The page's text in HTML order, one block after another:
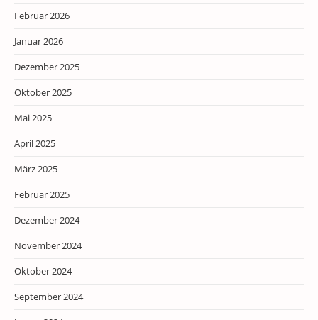
Februar 2026
Januar 2026
Dezember 2025
Oktober 2025
Mai 2025
April 2025
März 2025
Februar 2025
Dezember 2024
November 2024
Oktober 2024
September 2024